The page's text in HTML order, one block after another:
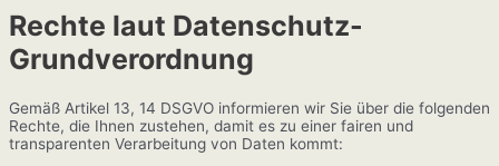
Rechte laut Datenschutz-
Grundverordnung
Gemäß Artikel 13, 14 DSGVO informieren wir Sie über die folgenden
Rechte, die Ihnen zustehen, damit es zu einer fairen und
transparenten Verarbeitung von Daten kommt: